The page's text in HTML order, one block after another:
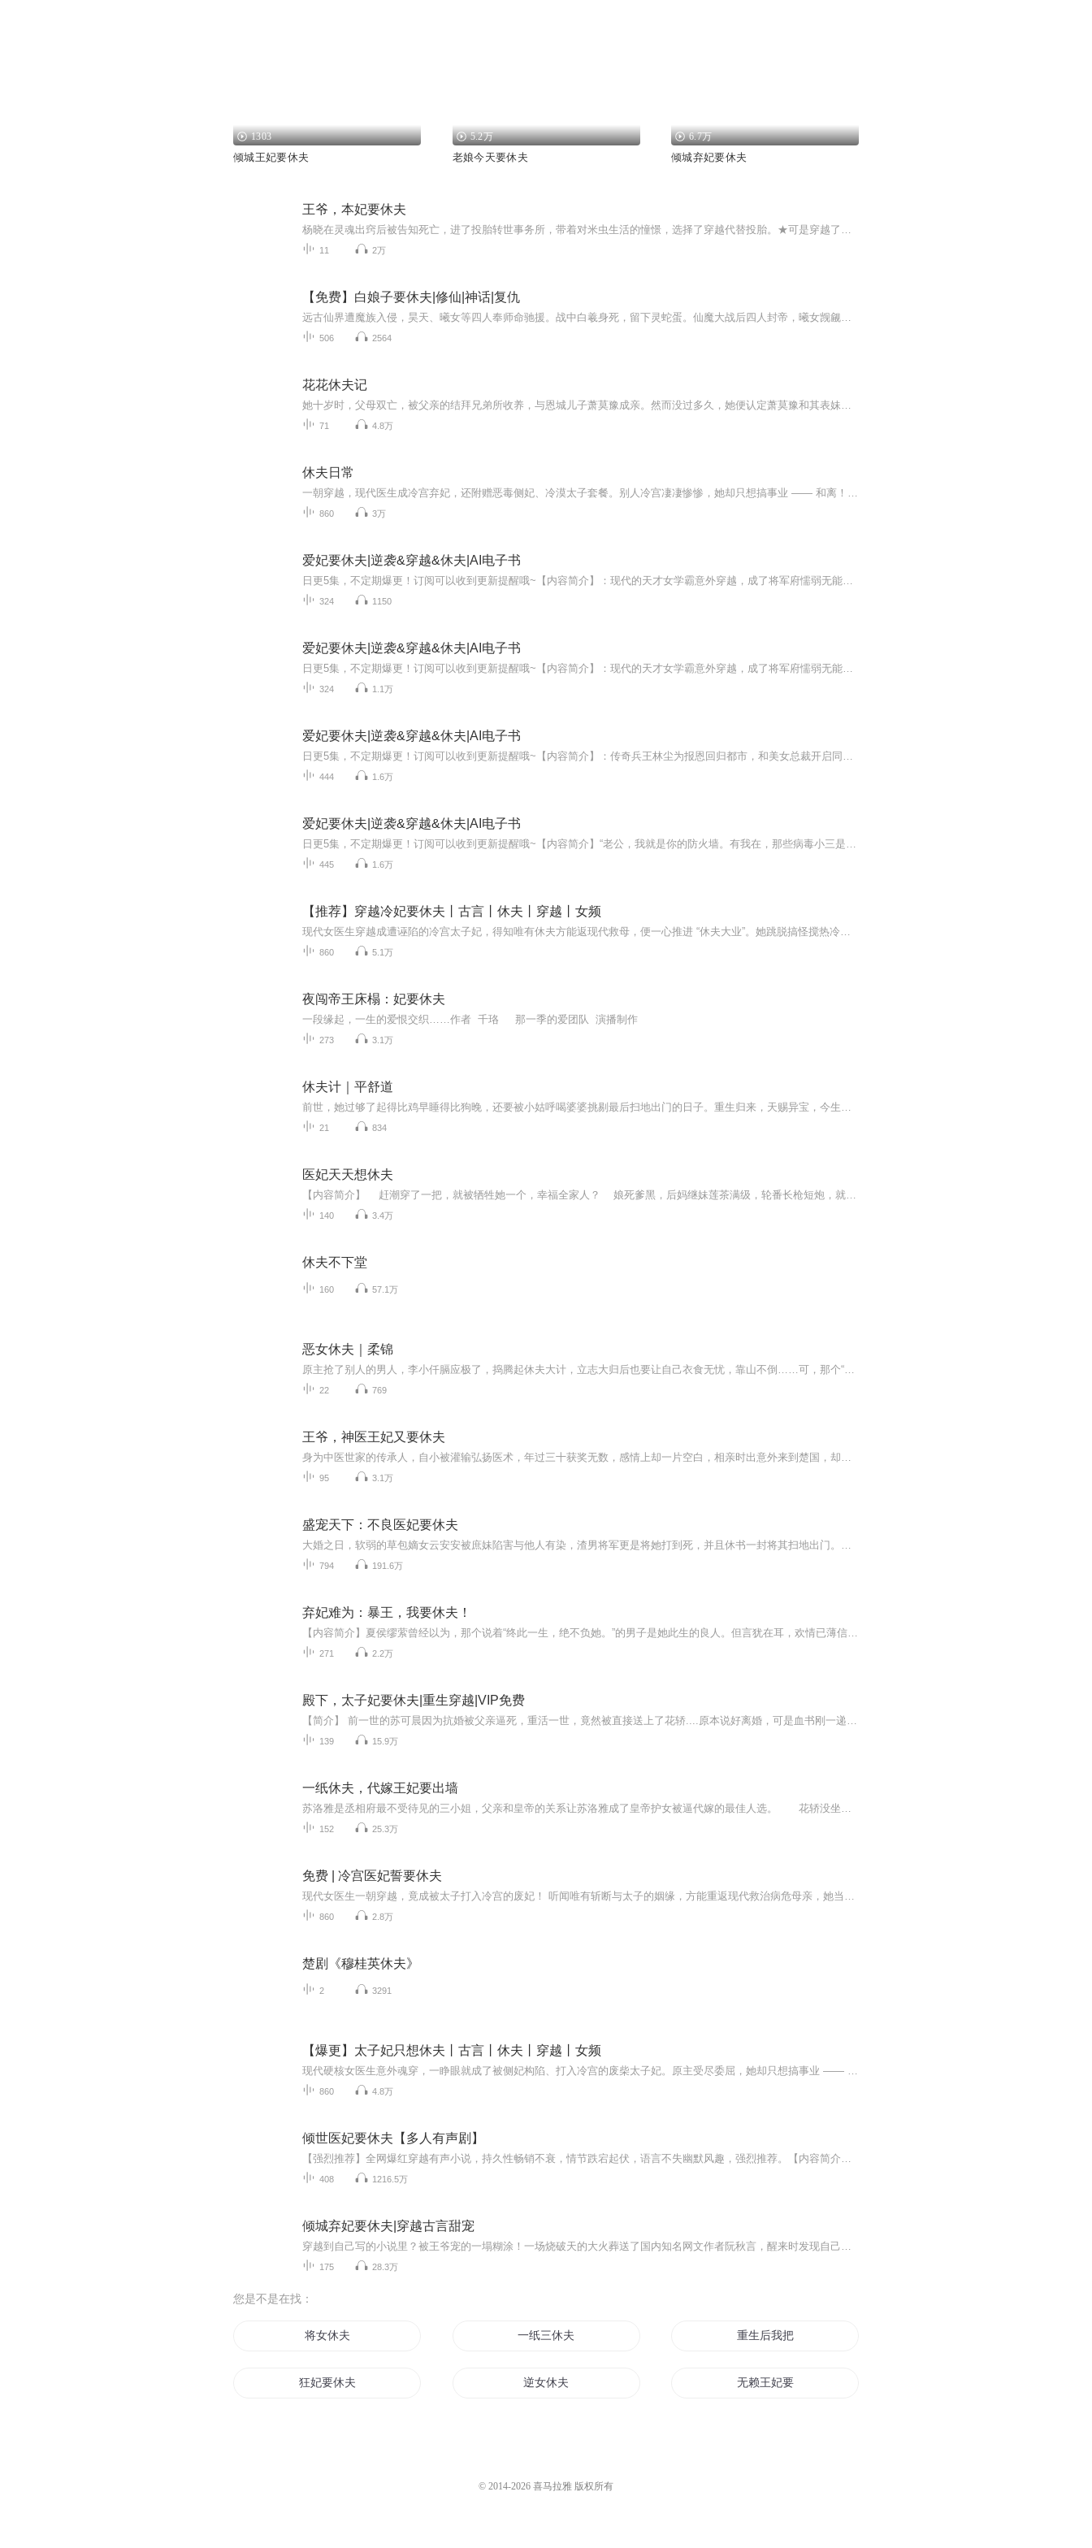
1303
倾城王妃要休夫
5.2万
老娘今天要休夫
6.7万
倾城弃妃要休夫
王爷，本妃要休夫
杨晓在灵魂出窍后被告知死亡，进了投胎转世事务所，带着对米虫生活的憧憬，选择了穿越代替投胎。★可是穿越了之后才发现，现实跟她的美好愿望差了十万八千里。比方她想做“王妃”，却是一个被丈夫扔进后院不闻不问的“闲凉”王妃；她希望“貌美如花人见人...
11 2万
【免费】白娘子要休夫|修仙|神话|复仇
远古仙界遭魔族入侵，昊天、曦女等四人奉师命驰援。战中白羲身死，留下灵蛇蛋。仙魔大战后四人封帝，曦女觊觎灵蛇蛋，昊天竭力守护。此后他们又将有何故事？
506 2564
花花休夫记
她十岁时，父母双亡，被父亲的结拜兄弟所收养，与恩城儿子萧莫豫成亲。然而没过多久，她便认定萧莫豫和其表妹两情相悦，一怒之下自己休了自己，远走他乡。天南海北游走了一年多，又机缘巧合成了塞北一家青楼的老鸨。在那里，她认识了很多奇奇怪怪的人，以...
71 4.8万
休夫日常
一朝穿越，现代医生成冷宫弃妃，还附赠恶毒侧妃、冷漠太子套餐。别人冷宫凄凄惨惨，她却只想搞事业 —— 和离！休夫！回家救妈！谁知腹黑太子偏偏不放手，对这个画风清奇、一心想跑的太子妃越看越上心。欢喜冤家在线拉扯，弃妃变宠妃，冷宫变婚房，先虐后...
860 3万
爱妃要休夫|逆袭&穿越&休夫|AI电子书
日更5集，不定期爆更！订阅可以收到更新提醒哦~【内容简介】：现代的天才女学霸意外穿越，成了将军府懦弱无能的嫡女，上有凶狠霸道一手遮天的庶母，下有貌美如花心如蛇蝎的庶妹。幸好，她已经脱胎换骨，不再是之前那个备受欺凌的懦弱女。庶母算计，反咬一...
324 1150
爱妃要休夫|逆袭&穿越&休夫|AI电子书
日更5集，不定期爆更！订阅可以收到更新提醒哦~【内容简介】：现代的天才女学霸意外穿越，成了将军府懦弱无能的嫡女，上有凶狠霸道一手遮天的庶母，下有貌美如花心如蛇蝎的庶妹。幸好，她已经脱胎换骨，不再是之前那个备受欺凌的懦弱女。庶母算计，反咬一...
324 1.1万
爱妃要休夫|逆袭&穿越&休夫|AI电子书
日更5集，不定期爆更！订阅可以收到更新提醒哦~【内容简介】：传奇兵王林尘为报恩回归都市，和美女总裁开启同居生活，不管你是谁，千万别在我面前装逼，我是你永远无法攀越的高峰。喝最烈的美酒，泡最美的女人，杀最强的敌人。且看林尘是如何一步步创造奇...
444 1.6万
爱妃要休夫|逆袭&穿越&休夫|AI电子书
日更5集，不定期爆更！订阅可以收到更新提醒哦~【内容简介】“老公，我就是你的防火墙。有我在，那些病毒小三是进不来的。”“老婆，我就是你的保护伞。有我在，那些想伤害你的人都不会得逞。”“老公，你真好。”“老婆好，才是真的好。”“哎呦，老公不...
445 1.6万
【推荐】穿越冷妃要休夫丨古言丨休夫丨穿越丨女频
现代女医生穿越成遭诬陷的冷宫太子妃，得知唯有休夫方能返现代救母，便一心推进 “休夫大业”。她跳脱搞怪搅热冷宫，与腹黑太子展开趣味拉扯，本想利落断缘，却在一次次交锋博弈中动了真心，上演欢喜冤家的冷宫甜宠情缘。
860 5.1万
夜闯帝王床榻：妃要休夫
一段缘起，一生的爱恨交织……作者 千珞 那一季的爱团队 演播制作
273 3.1万
休夫计｜平舒道
前世，她过够了起得比鸡早睡得比狗晚，还要被小姑呼喝婆婆挑剔最后扫地出门的日子。重生归来，天赐异宝，今生她只想当个好大夫，养个好包子，过个好日子。但这一切的前提，都是休了他。当然，事实上是想方设法被他休了。女主前世的聪明用错了地方，任性被...
21 834
医妃天天想休夫
【内容简介】 赶潮穿了一把，就被牺牲她一个，幸福全家人？ 娘死爹黑，后妈继妹莲茶满级，轮番长枪短炮，就连替嫁的新郎官都对她避之不及新婚夜马不停蹄逃离。 燕今笑了，翻身路上，不存在的。 圣医嫡传弟子，三寸之舌下赈灾，七巧玲...
140 3.4万
休夫不下堂
160 57.1万
恶女休夫｜柔锦
原主抢了别人的男人，李小仟膈应极了，捣腾起休夫大计，立志大归后也要让自己衣食无忧，靠山不倒……可，那个“别人的男人”好像不是这么想的……李小仟：你怎么想重要么？百里星台：可是我在想你刑莲湖：那就憋着
22 769
王爷，神医王妃又要休夫
身为中医世家的传承人，自小被灌输弘扬医术，年过三十获奖无数，感情上却一片空白，相亲时出意外来到楚国，却是人人喊打的妒妇，小三妹妹鸠占鹊巢，亲人厌恶。不过这些都没关系，凭借一身好医术打造自己的势力，扩展人脉，终有一天她扔下会一纸休书，高傲...
95 3.1万
盛宠天下：不良医妃要休夫
大婚之日，软弱的草包嫡女云安安被庶妹陷害与他人有染，渣男将军更是将她打到死，并且休书一封将其扫地出门。凤眸重视人间之时，二十一世纪赏金猎人云安安重生，洗尽铅华绽，潋滟天下。“小哥哥，结婚么，我请。”云安安拦路劫婚，摇身一变从将军下堂妻成...
794 191.6万
弃妃难为：暴王，我要休夫！
【内容简介】夏侯缪萦曾经以为，那个说着“终此一生，绝不负她。”的男子是她此生的良人。但言犹在耳，欢情已薄信誓如梦，终究一场镜花水月，他的眼里有万里江山青梅恋人，于她，不过一枚棋子。她莲步轻移以为可以走向全新的生活，他却派刺客将她斩杀于剑...
271 2.2万
殿下，太子妃要休夫|重生穿越|VIP免费
【简介】 前一世的苏可晨因为抗婚被父亲逼死，重活一世，竟然被直接送上了花轿....原本说好离婚，可是血书刚一递出，倾国倾城的夫君，在他的深宫大院内被人用炸药炸了一个窟窿！阴差阳错，前一世身为特种军医的她救了太子，从此太子就黏上了他。苏可晨依...
139 15.9万
一纸休夫，代嫁王妃要出墙
苏洛雅是丞相府最不受待见的三小姐，父亲和皇帝的关系让苏洛雅成了皇帝护女被逼代嫁的最佳人选。 花轿没坐热，一支利箭，魂穿而来的萧萧代替了苏洛雅，展开了不平凡的古代之旅。 遇到的第一个男人，温柔绝美 混入皇宫要找武卿王，囧，居然找错了人，搅乱了温柔如水四皇子的心…… 夜探王府，被抓现形，传说中的宗卿王爷花心也就算了，居然还是？好吧，是可忍孰不可忍，叔可忍婶不可忍，本姑娘从来不是一个省油的灯，既然你不喜欢我，我也就不必再委曲求全了！【作者/主播】作者苏皇后；主播紫衫萝王<...
152 25.3万
免费 | 冷宫医妃誓要休夫
现代女医生一朝穿越，竟成被太子打入冷宫的废妃！ 听闻唯有斩断与太子的姻缘，方能重返现代救治病危母亲，她当即立下“休夫”flag。谁料冷宫岁月非但不凄苦，反而被她搅得鸡飞狗跳。与腹黑太子的趣味拉扯，竟让一心断情的她渐生情愫。当回家的执念撞上汹涌...
860 2.8万
楚剧《穆桂英休夫》
2 3291
【爆更】太子妃只想休夫丨古言丨休夫丨穿越丨女频
现代硬核女医生意外魂穿，一睁眼就成了被侧妃构陷、打入冷宫的废柴太子妃。原主受尽委屈，她却只想搞事业 —— 只因得知和太子斩断姻缘，就能重返现代救母！从此她一门心思冲 KPI：疯狂作死、花式闹冷宮，就为逼太子写下休书。可偏偏对上腹黑心机太子，本...
860 4.8万
倾世医妃要休夫【多人有声剧】
【强烈推荐】全网爆红穿越有声小说，持久性畅销不衰，情节跌宕起伏，语言不失幽默风趣，强烈推荐。【内容简介】本是一名有大好前途的脑外科医生，她坚贞保守，视节操为生命。但是上天跟她开了一个大大的玩笑，竟让她穿越到一位王爷的床上，糊糊涂涂就跟人...
408 1216.5万
倾城弃妃要休夫|穿越古言甜宠
穿越到自己写的小说里？被王爷宠的一塌糊涂！一场烧破天的大火葬送了国内知名网文作者阮秋言，醒来时发现自己竟在悬崖边上，面前的绝世容颜的男子是南起王爷，而自己竟然是是南起王妃！这......阮秋言竟然穿越到了自己的小说里!!!王爷冷若冰霜，第一天阮秋言便要出逃，不料当场逮住，却阴差阳错掌管了王府内务大权......外冷内热的南起王爷萧靖然遭人下了“媚药”，误入了阮秋言的房间......一个是古灵精怪、争强好胜的穿越女子，一个是功高盖主、绝世美颜的王爷，两人开始了没羞没臊的甜宠生活。
175 28.3万
您是不是在找：
将女休夫 一纸三休夫 重生后我把夫君休了
狂妃要休夫 逆女休夫 无赖王妃要休夫
© 2014-2026 喜马拉雅 版权所有